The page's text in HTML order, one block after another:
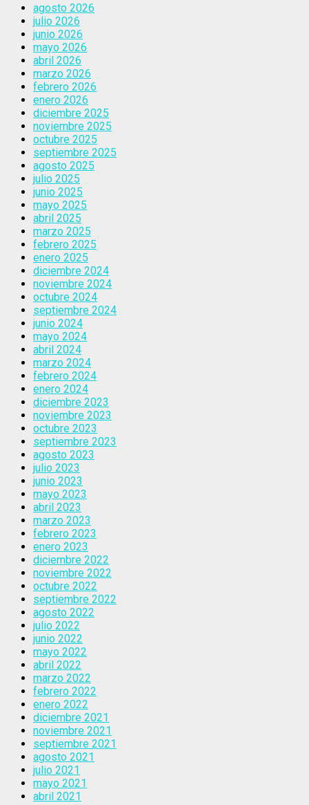
agosto 2026
julio 2026
junio 2026
mayo 2026
abril 2026
marzo 2026
febrero 2026
enero 2026
diciembre 2025
noviembre 2025
octubre 2025
septiembre 2025
agosto 2025
julio 2025
junio 2025
mayo 2025
abril 2025
marzo 2025
febrero 2025
enero 2025
diciembre 2024
noviembre 2024
octubre 2024
septiembre 2024
junio 2024
mayo 2024
abril 2024
marzo 2024
febrero 2024
enero 2024
diciembre 2023
noviembre 2023
octubre 2023
septiembre 2023
agosto 2023
julio 2023
junio 2023
mayo 2023
abril 2023
marzo 2023
febrero 2023
enero 2023
diciembre 2022
noviembre 2022
octubre 2022
septiembre 2022
agosto 2022
julio 2022
junio 2022
mayo 2022
abril 2022
marzo 2022
febrero 2022
enero 2022
diciembre 2021
noviembre 2021
septiembre 2021
agosto 2021
julio 2021
mayo 2021
abril 2021